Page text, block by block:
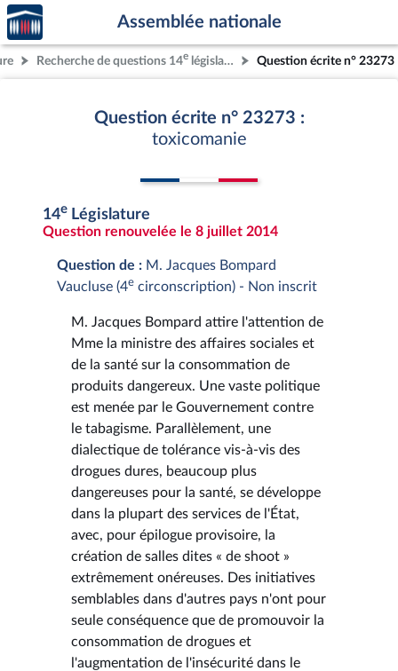
Aller au contenu
Aller en bas de la page
Accèder
à la
page
d'accueil
Assemblée nationale
Recherche de questions 14e législature Question écrite n° 23273
Question écrite n° 23273 :
toxicomanie
14e Législature
Question renouvelée le 8 juillet 2014
Question de : M. Jacques Bompard
Vaucluse (4e circonscription) - Non inscrit
M. Jacques Bompard attire l'attention de
Mme la ministre des affaires sociales et
de la santé sur la consommation de
produits dangereux. Une vaste politique
est menée par le Gouvernement contre
le tabagisme. Parallèlement, une
dialectique de tolérance vis-à-vis des
drogues dures, beaucoup plus
dangereuses pour la santé, se développe
dans la plupart des services de l'État,
avec, pour épilogue provisoire, la
création de salles dites « de shoot »
extrêmement onéreuses. Des initiatives
semblables dans d'autres pays n'ont pour
seule conséquence que de promouvoir la
consommation de drogues et
l'augmentation de l'insécurité dans le